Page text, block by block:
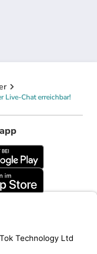
Live-Chat erreichbar!